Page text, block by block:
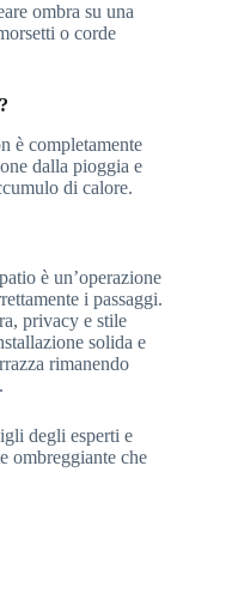
ombra su una
o corde
è completamente
dalla pioggia e
di calore.
è un’operazione
i passaggi.
privacy e stile
solida e
rimanendo
degli esperti e
ombreggiante che